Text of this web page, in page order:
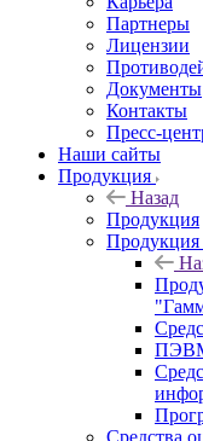
Партнеры
Лицензии
Документы
Контакты
Пресс-
Наши сайты
Продукция
Назад
Продукция
ПЭВМ
Средства